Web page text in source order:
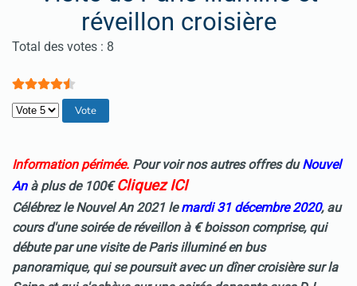
réveillon croisière
Vote utilisateur:4.5
Total des votes : 8
Veuillez voter
Information périmée. Pour voir nos autres offres duNouvel
An à plus de 100€Cliquez ICI
Célébrez le Nouvel An 2021 lemardi 31 décembre 2020, au
cours d'une soirée de réveillon à € boisson comprise, qui
débute par une visite de Paris illuminé en bus
panoramique, qui se poursuit avec un dîner croisière sur la